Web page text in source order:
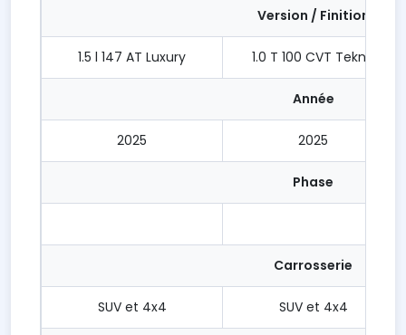
Version / Finition
1.5 l 147 AT Luxury 1.0 T 100 CVT Tekna
Année
2025 2025
Phase
Carrosserie
SUV et 4x4 SUV et 4x4